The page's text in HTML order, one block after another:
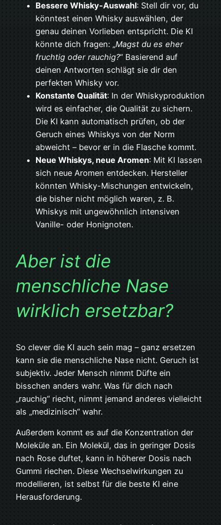
Bessere Whisky-Auswahl: Stell dir vor, du
könntest einen Whisky auswählen, der
genau deinen Vorlieben entspricht. Die KI
könnte dich fragen: „Magst du es eher
fruchtig oder rauchig?“ Basierend auf
deinen Antworten schlägt sie dir den
perfekten Whisky vor.
Konstante Qualität: In der Whiskyproduktion
wird es einfacher, die Qualität zu sichern.
Die KI kann automatisch prüfen, ob der
Geruch eines Whiskys von der Norm
abweicht – bevor er in die Flasche kommt.
Neue Whiskys, neue Aromen: Mit KI lassen
sich neue Aromen entdecken. Hersteller
könnten Whisky-Mischungen entwickeln,
die bisher nicht möglich waren, z. B.
Whiskys mit ungewöhnlich intensiven
Vanille- oder Honignoten.
Aber ist die
menschliche Nase
wirklich ersetzbar?
So clever die KI auch sein mag – ganz ersetzen
kann sie die menschliche Nase nicht. Geruch ist
subjektiv. Jeder Mensch nimmt Düfte ein
bisschen anders wahr. Was für dich nach
„rauchig“ riecht, nimmt jemand anderes vielleicht
als „medizinisch“ wahr.
Außerdem kommt es auf die Konzentration der
Moleküle an. Ein Molekül, das in geringer Dosis
nach Rose duftet, kann in höherer Dosis nach
Gummi riechen. Diese Wechselwirkungen zu
modellieren, ist selbst für die beste KI eine
Herausforderung.